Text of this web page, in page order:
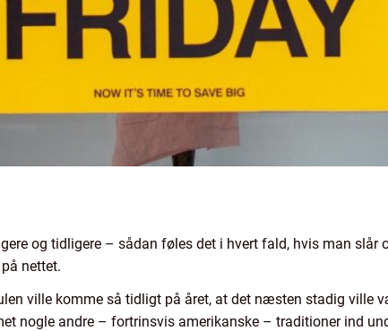
og tidligere – sådan føles det i hvert fald, hvis man slår
nettet.
ville komme så tidligt på året, at det næsten stadig ville
nogle andre – fortrinsvis amerikanske – traditioner ind